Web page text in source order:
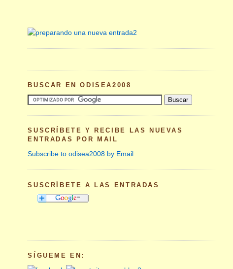
BUSCAR EN ODISEA2008
SUSCRÍBETE Y RECIBE LAS NUEVAS
ENTRADAS POR MAIL
Subscribe to odisea2008 by Email
SUSCRÍBETE A LAS ENTRADAS
SÍGUEME EN: